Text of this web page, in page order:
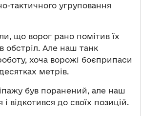
тактичного угруповання
що ворог рано помітив їх
обстріл. Але наш танк
хоча ворожі боєприпаси
метрів.
був поранений, але наш
і відкотився до своїх позицій.